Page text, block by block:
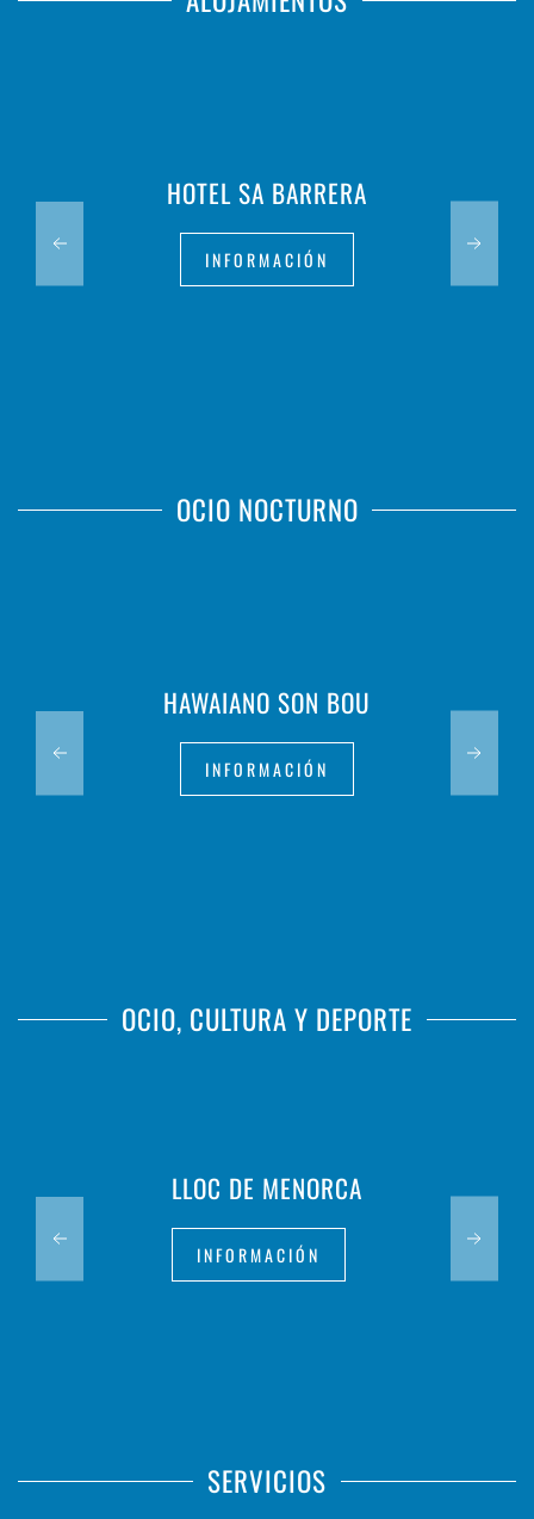
HOTEL SA BARRERA
INFORMACIÓN
OCIO NOCTURNO
HAWAIANO SON BOU
INFORMACIÓN
OCIO, CULTURA Y DEPORTE
LLOC DE MENORCA
INFORMACIÓN
SERVICIOS